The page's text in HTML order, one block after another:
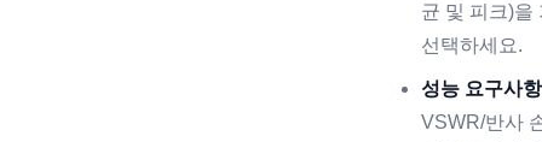
균 및 피크)을
선택하세요.
성능 요구사
VSWR/반사